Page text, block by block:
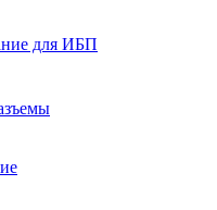
для ИБП